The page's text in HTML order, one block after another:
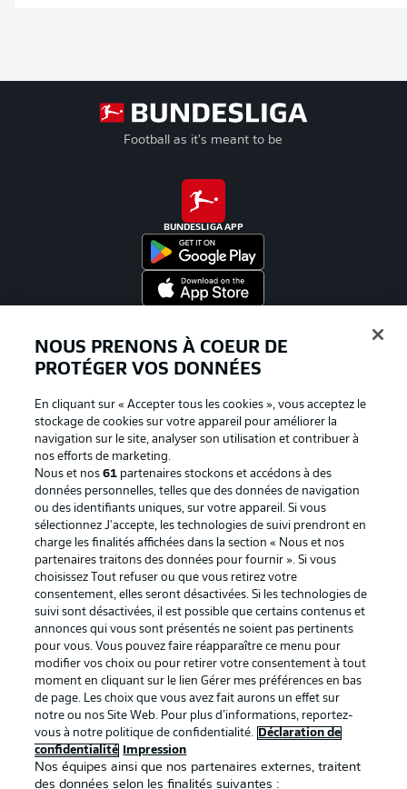
Football as it's meant to be
BUNDESLIGA APP
La publicité Conditions d’utilisation des
Mentions Légales Gérer mes préférences
Déclaration de
confidentialité
Diffuseurs
Travaux Contact
Impression Joueurs
NOUS PRENONS À COEUR DE
PROTÉGER VOS DONNÉES
En cliquant sur « Accepter tous les cookies », vous acceptez le
stockage de cookies sur votre appareil pour améliorer la
navigation sur le site, analyser son utilisation et contribuer à
nos efforts de marketing.
Nous et nos61 partenaires stockons et accédons à des
données personnelles, telles que des données de navigation
ou des identifiants uniques, sur votre appareil. Si vous
sélectionnez J'accepte, les technologies de suivi prendront en
charge les finalités affichées dans la section « Nous et nos
partenaires traitons des données pour fournir ». Si vous
choisissez Tout refuser ou que vous retirez votre
consentement, elles seront désactivées. Si les technologies de
suivi sont désactivées, il est possible que certains contenus et
annonces qui vous sont présentés ne soient pas pertinents
pour vous. Vous pouvez faire réapparaître ce menu pour
modifier vos choix ou pour retirer votre consentement à tout
moment en cliquant sur le lien Gérer mes préférences en bas
de page. Les choix que vous avez fait aurons un effet sur
notre ou nos Site Web. Pour plus d’informations, reportez-
vous à notre politique de confidentialité.
Déclaration de
confidentialité
Impression
Nos équipes ainsi que nos partenaires externes, traitent
des données selon les finalités suivantes :